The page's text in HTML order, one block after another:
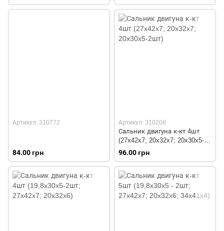
Артикул: 310772
84.00 грн
Артикул: 310208
Сальник двигуна к-кт 4шт
(27x42x7; 20x32x7; 20x30x5-
2шт)
96.00 грн